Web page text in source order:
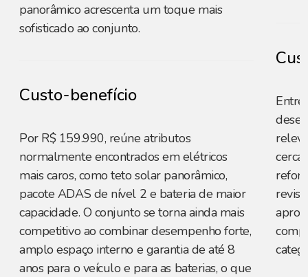
panorâmico acrescenta um toque mais
sofisticado ao conjunto.
Custo-benefício
Por R$ 159.990, reúne atributos
normalmente encontrados em elétricos
mais caros, como teto solar panorâmico,
pacote ADAS de nível 2 e bateria de maior
capacidade. O conjunto se torna ainda mais
competitivo ao combinar desempenho forte,
amplo espaço interno e garantia de até 8
anos para o veículo e para as baterias, o que
cerca